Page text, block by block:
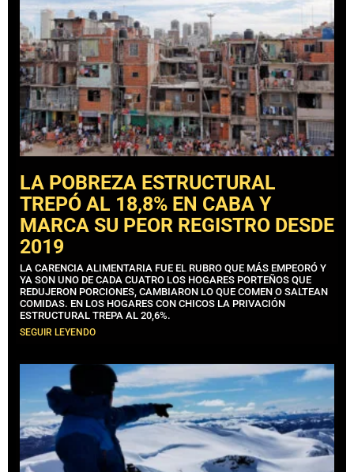
LA POBREZA ESTRUCTURAL
TREPÓ AL 18,8% EN CABA Y
MARCA SU PEOR REGISTRO DESDE
2019
LA CARENCIA ALIMENTARIA FUE EL RUBRO QUE MÁS EMPEORÓ Y
YA SON UNO DE CADA CUATRO LOS HOGARES PORTEÑOS QUE
REDUJERON PORCIONES, CAMBIARON LO QUE COMEN O SALTEAN
COMIDAS. EN LOS HOGARES CON CHICOS LA PRIVACIÓN
ESTRUCTURAL TREPA AL 20,6%.
SEGUIR LEYENDO